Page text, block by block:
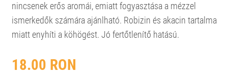
nincsenek erős aromái, emiatt fogyasztása a mézzel
ismerkedők számára ajánlható. Robizin és akacin tartalma
miatt enyhíti a köhögést. Jó fertőtlenítő hatású.
18.00 RON